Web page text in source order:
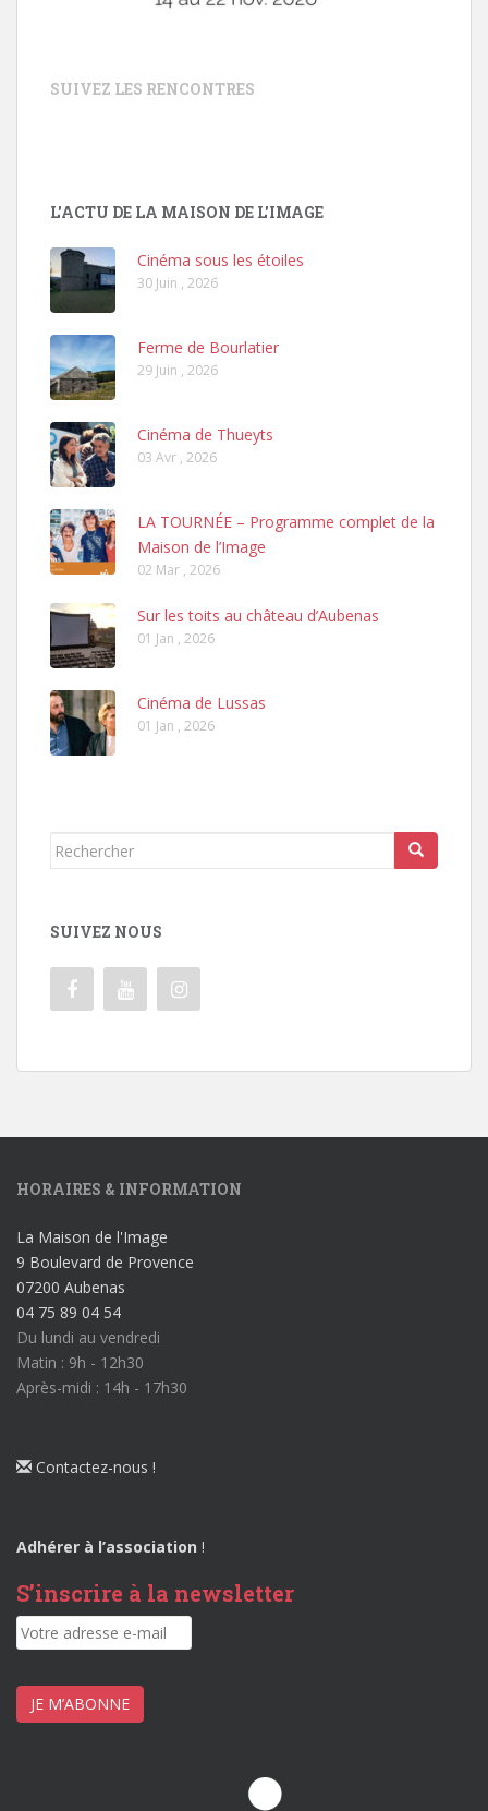
SUIVEZ LES RENCONTRES
L'ACTU DE LA MAISON DE L'IMAGE
Cinéma sous les étoiles
30 Juin , 2026
Ferme de Bourlatier
29 Juin , 2026
Cinéma de Thueyts
03 Avr , 2026
LA TOURNÉE – Programme complet de la
Maison de l’Image
02 Mar , 2026
Sur les toits au château d’Aubenas
01 Jan , 2026
Cinéma de Lussas
01 Jan , 2026
Rechercher...
SUIVEZ NOUS
HORAIRES & INFORMATION
La Maison de l'Image
9 Boulevard de Provence
07200 Aubenas
04 75 89 04 54
Du lundi au vendredi
Matin : 9h - 12h30
Après-midi : 14h - 17h30
Contactez-nous !
Adhérer à l’association !
S’inscrire à la newsletter
JE M’ABONNE